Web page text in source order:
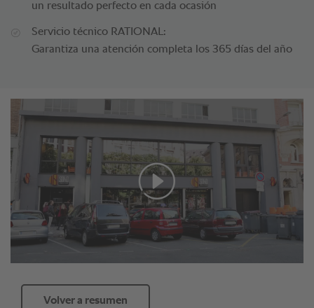
un resultado perfecto en cada ocasión
Servicio técnico RATIONAL:
Garantiza una atención completa los 365 días del año
Volver a resumen